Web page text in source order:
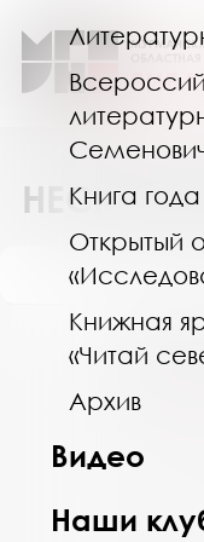
Книга года
Открытый
Книжная
«Читай
Архив
Видео
Наши
3